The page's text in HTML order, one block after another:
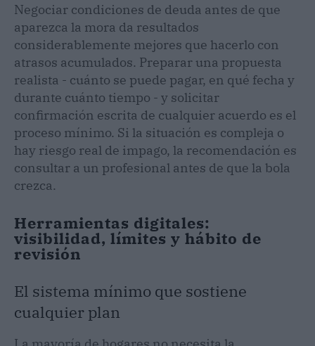
Negociar condiciones de deuda antes de que
aparezca la mora da resultados
considerablemente mejores que hacerlo con
atrasos acumulados. Preparar una propuesta
realista - cuánto se puede pagar, en qué fecha y
durante cuánto tiempo - y solicitar
confirmación escrita de cualquier acuerdo es el
proceso mínimo. Si la situación es compleja o
hay riesgo real de impago, la recomendación es
consultar a un profesional antes de que la bola
crezca.
Herramientas digitales:
visibilidad, límites y hábito de
revisión
El sistema mínimo que sostiene
cualquier plan